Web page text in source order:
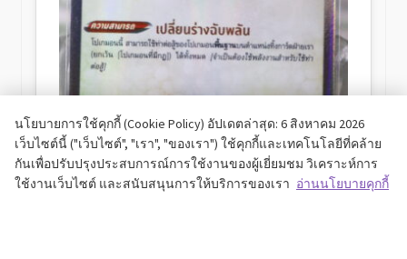
เมตามอน (Ditto) จากชุดเสริม Pokémon GO
฿250.00
นโยบายการใช้คุกกี้ (Cookie Policy) อัปเดตล่าสุด: 6 สิงหาคม 2026
เว็บไซต์นี้ ("เว็บไซต์", "เรา", "ของเรา") ใช้คุกกี้และเทคโนโลยีที่คล้าย
กันเพื่อปรับปรุงประสบการณ์การใช้งานของผู้เยี่ยมชม วิเคราะห์การ
ใช้งานเว็บไซต์ และสนับสนุนการให้บริการของเรา อ่านนโยบายคุกกี้